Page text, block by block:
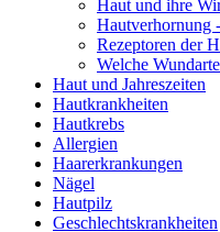
Haut und ihre
Hautverhornung
Rezeptoren der
Welche
Haut und Jahreszeiten
Hautkrankheiten
Hautkrebs
Allergien
Haarerkrankungen
Nägel
Hautpilz
Geschlechtskrankheiten